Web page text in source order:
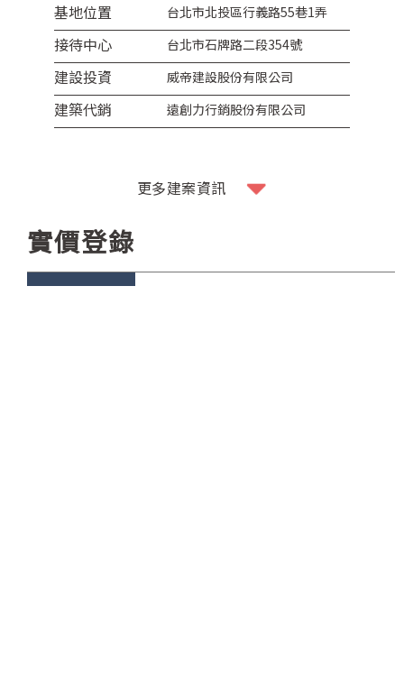
基地位置 台北市北投區行義路55巷1弄
接待中心 台北市石牌路二段354號
建設投資​ 威帝建設股份有限公司
建築代銷 遠創力行銷股份有限公司
更多建案資訊
實價登錄